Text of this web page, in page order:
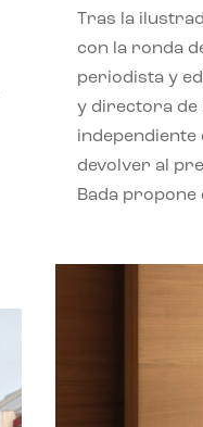
Tras la
con la ronda
periodista y
y directora de
devolver al
Bada